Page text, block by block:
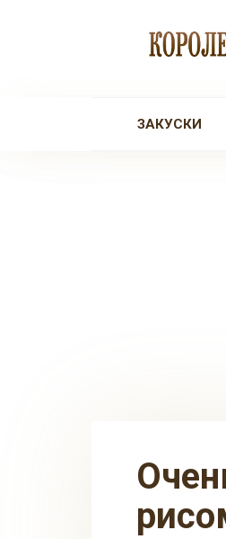
ЗАКУСКИ
Очень вкусные рыбные котлеты с